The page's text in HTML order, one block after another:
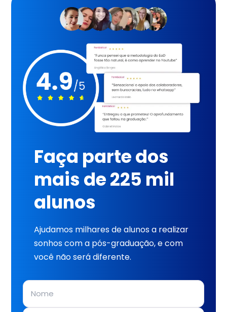
Faça parte dos
mais de 225 mil
alunos
Ajudamos milhares de alunos a realizar
sonhos com a pós-graduação, e com
você não será diferente.